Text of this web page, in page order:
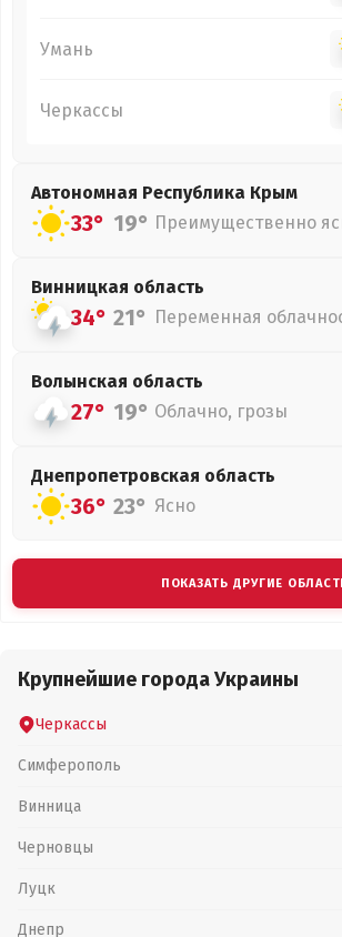
Умань
Черкассы
Автономная Республика Крым
33° 19° Преимущественно
Винницкая область
34° 21° Переменная
Волынская область
27° 19° Облачно, грозы
Днепропетровская область
36° 23° Ясно
ПОКАЗАТЬ ДРУГИЕ
Крупнейшие города Украины
Черкассы
Симферополь
Винница
Черновцы
Луцк
Днепр